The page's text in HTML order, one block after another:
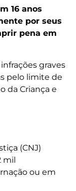
16 anos
por seus
pena em
graves
pelo limite de
da Criança e
(CNJ)
mil
ou em